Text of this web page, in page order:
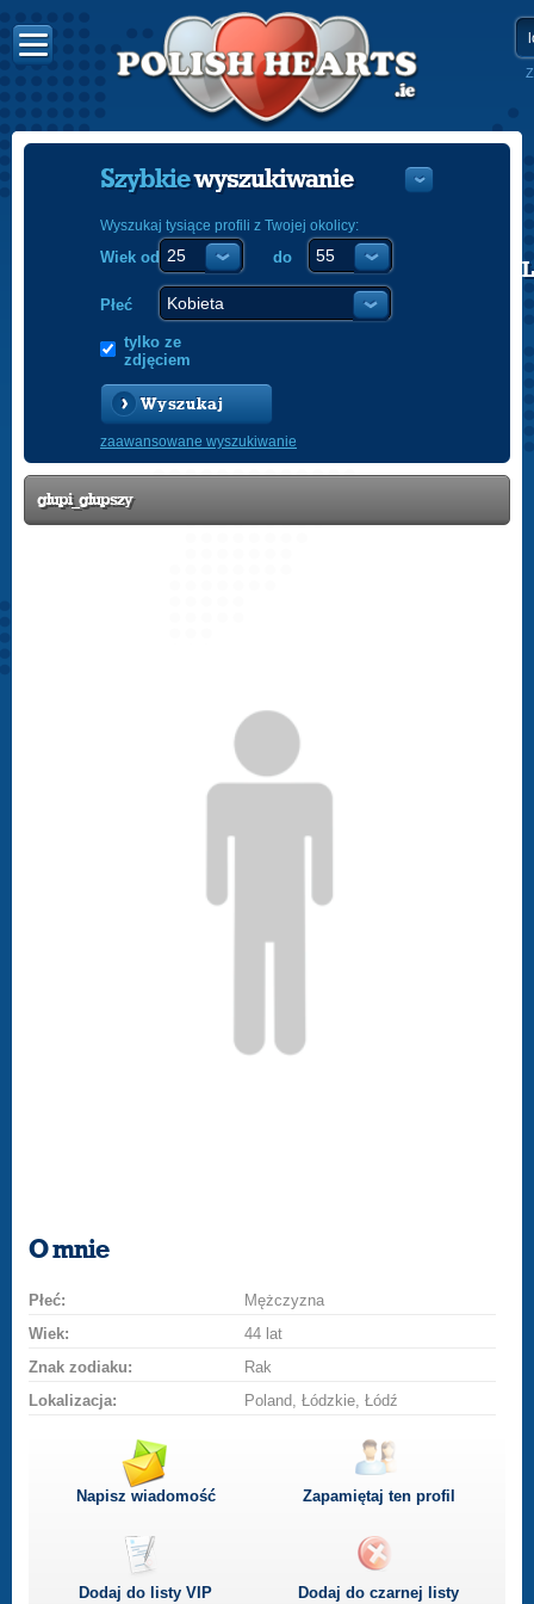
POLISH
Szybkiewyszukiwanie
Wyszukaj tysiące profili z Twojej okolicy:
Wiek od do
Płeć
tylko ze
zdjęciem
Wyszukaj
zaawansowane wyszukiwanie
glupi_glupszy
O mnie
Płeć:
Mężczyzna
Wiek:
44 lat
Znak zodiaku:
Rak
Lokalizacja:
Poland, Łódzkie, Łódź
Napisz wiadomość Zapamiętaj ten profil
Dodaj do listyVIP Dodaj do czarnej listy